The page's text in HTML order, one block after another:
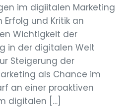
im digiitalen Marketing
und Kritik an
Wichtigkeit der
in der digitalen Welt
Steigerung der
als Chance im
an einer proaktiven
digitalen […]